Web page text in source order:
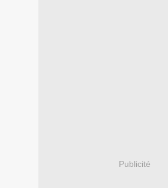
Publicité